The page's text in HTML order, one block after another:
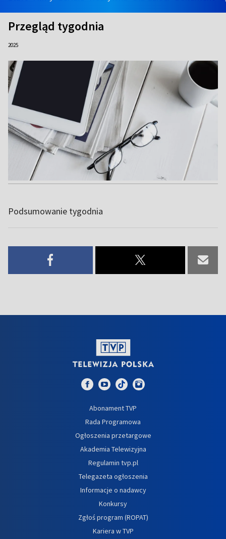
Przegląd tygodnia
2025
Podsumowanie tygodnia
Abonament TVP
Rada Programowa
Ogłoszenia przetargowe
Akademia Telewizyjna
Regulamin tvp.pl
Telegazeta ogłoszenia
Informacje o nadawcy
Konkursy
Zgłoś program (ROPAT)
Kariera w TVP